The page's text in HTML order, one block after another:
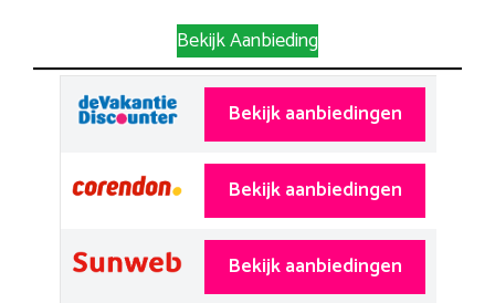
Bekijk Aanbieding
Bekijk aanbiedingen
Bekijk aanbiedingen
Bekijk aanbiedingen